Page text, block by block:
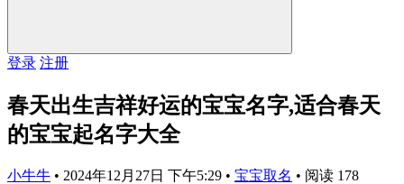
登录 注册
春天出生吉祥好运的宝宝名字,适合春天
的宝宝起名字大全
小牛牛 • 2024年12月27日 下午5:29 • 宝宝取名 • 阅读 178